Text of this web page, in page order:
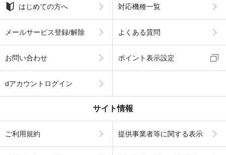
はじめての方へ 対応機種一覧
メールサービス登録/解除 よくある質問
お問い合わせ ポイント表示設定
dアカウントログイン
サイト情報
ご利用規約 提供事業者等に関する表示